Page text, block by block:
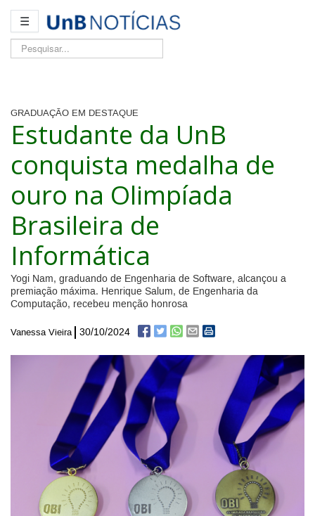
☰
Pesquisar...
GRADUAÇÃO EM DESTAQUE
Estudante da UnB
conquista medalha de
ouro na Olimpíada
Brasileira de
Informática
Yogi Nam, graduando de Engenharia de Software, alcançou a
premiação máxima. Henrique Salum, de Engenharia da
Computação, recebeu menção honrosa
Vanessa Vieira 30/10/2024